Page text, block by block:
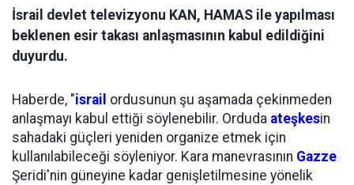
İsrail devlet televizyonu KAN, HAMAS ile yapılması
beklenen esir takası anlaşmasının kabul edildiğini
duyurdu.
Haberde, "israil ordusunun şu aşamada çekinmeden
anlaşmayı kabul ettiği söylenebilir. Orduda ateşkesin
sahadaki güçleri yeniden organize etmek için
kullanılabileceği söyleniyor. Kara manevrasının Gazze
Şeridi'nin güneyine kadar genişletilmesine yönelik